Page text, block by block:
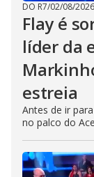
DO R7/02/08/2026
Flay é
líder da
estreia
Antes de ir
no palco do